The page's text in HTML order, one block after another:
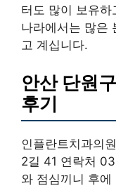
터도 많이 보유하
나라에서는 많은
고 계십니다.
안산 단원
후기
인플란트치과의
2길 41 연락처
와 점심끼니 후